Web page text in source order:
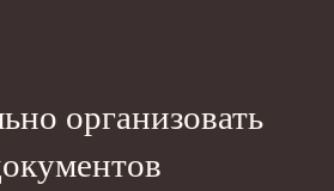
организовать